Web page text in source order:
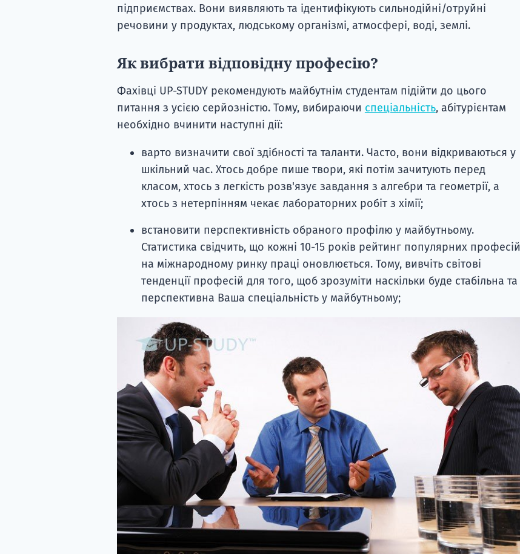
підприємствах. Вони виявляють та ідентифікують сильнодійні/отруйні
речовини у продуктах, людському організмі, атмосфері, воді, землі.
Як вибрати відповідну професію?
Фахівці UP-STUDY рекомендують майбутнім студентам підійти до цього
питання з усією серйозністю. Тому, вибираючи спеціальність, абітурієнтам
необхідно вчинити наступні дії:
варто визначити свої здібності та таланти. Часто, вони відкриваються у
шкільний час. Хтось добре пише твори, які потім зачитують перед
класом, хтось з легкість розв'язує завдання з алгебри та геометрії, а
хтось з нетерпінням чекає лабораторних робіт з хімії;
встановити перспективність обраного профілю у майбутньому.
Статистика свідчить, що кожні 10-15 років рейтинг популярних професій
на міжнародному ринку праці оновлюється. Тому, вивчіть світові
тенденції професій для того, щоб зрозуміти наскільки буде стабільна та
перспективна Ваша спеціальність у майбутньому;